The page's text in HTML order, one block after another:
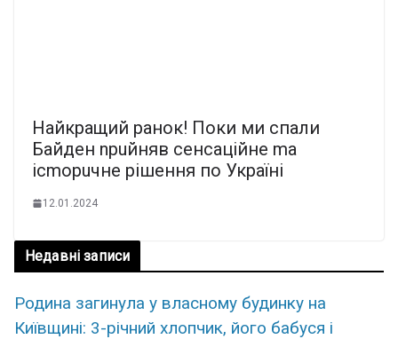
Найкращий ранок! Поки ми спали
Байден npuйняв ceнcaцiйнe ma
icmopuчнe piшeння по Україні
12.01.2024
Недавні записи
Родина загинула у власному будинку на
Київщині: 3-річний хлопчик, його бабуся і